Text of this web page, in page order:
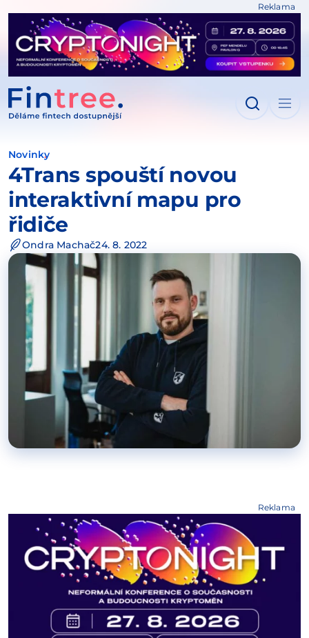
Reklama
Novinky
4Trans spouští novou
interaktivní mapu pro
řidiče
Ondra Machač24. 8. 2022
Reklama